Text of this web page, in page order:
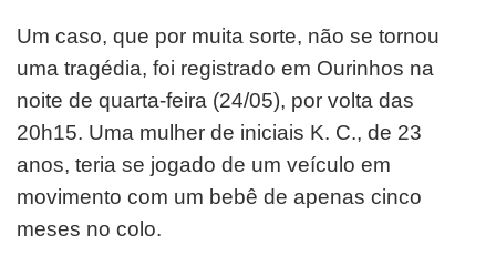
Um caso, que por muita sorte, não se tornou
uma tragédia, foi registrado em Ourinhos na
noite de quarta-feira (24/05), por volta das
20h15. Uma mulher de iniciais K. C., de 23
anos, teria se jogado de um veículo em
movimento com um bebê de apenas cinco
meses no colo.